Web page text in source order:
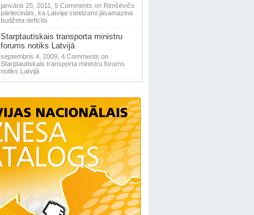
janvāris 25, 2011, 5 Comments on Rimšēvičs
pārliecināts, ka Latvijai steidzami jāsamazina
budžeta deficīts
Starptautiskais transporta ministru
forums notiks Latvijā
septembris 4, 2009, 4 Comments on
Starptautiskais transporta ministru forums
notiks Latvijā